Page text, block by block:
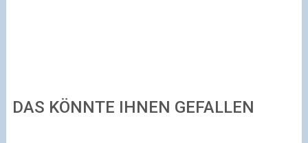
DAS KÖNNTE IHNEN GEFALLEN